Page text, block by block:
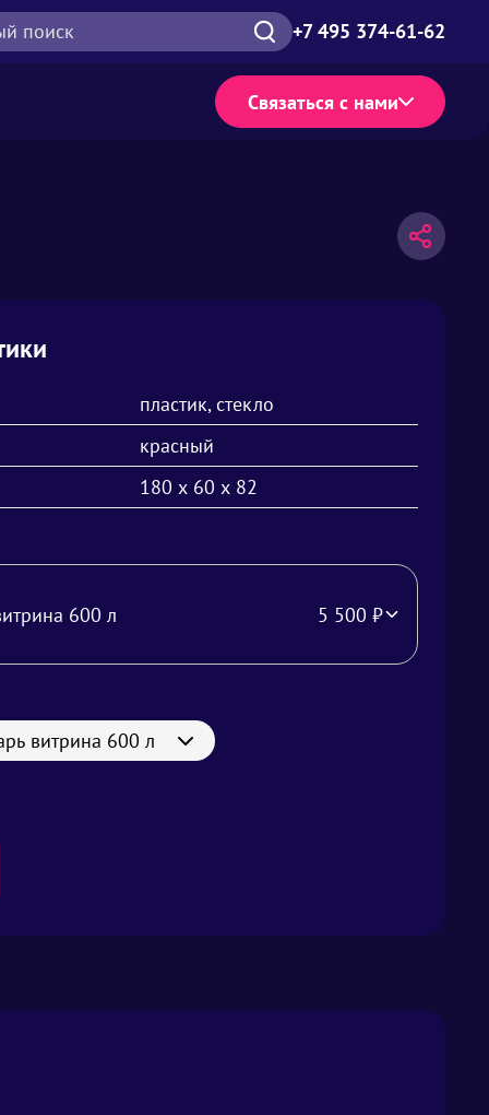
поиск +7 495 374-61-62
Связаться с нами
пластик, стекло
красный
180 х 60 х 82
600 л 5 500 ₽
витрина 600 л